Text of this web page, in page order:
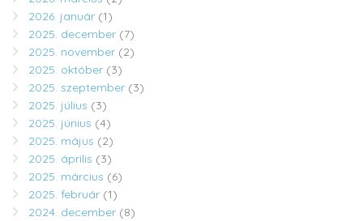
2026. január (1)
2025. december (7)
2025. november (2)
2025. október (3)
2025. szeptember (3)
2025. július (3)
2025. június (4)
2025. május (2)
2025. április (3)
2025. március (6)
2025. február (1)
2024. december (8)